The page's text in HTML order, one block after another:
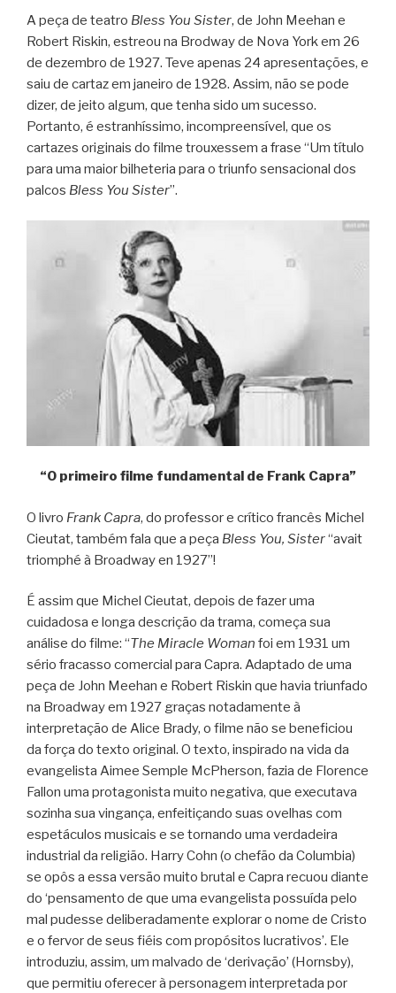
A peça de teatro Bless You Sister, de John Meehan e
Robert Riskin, estreou na Brodway de Nova York em 26
de dezembro de 1927. Teve apenas 24 apresentações, e
saiu de cartaz em janeiro de 1928. Assim, não se pode
dizer, de jeito algum, que tenha sido um sucesso.
Portanto, é estranhíssimo, incompreensível, que os
cartazes originais do filme trouxessem a frase “Um título
para uma maior bilheteria para o triunfo sensacional dos
palcos Bless You Sister”.
“O primeiro filme fundamental de Frank Capra”
O livro Frank Capra, do professor e crítico francês Michel
Cieutat, também fala que a peça Bless You, Sister“avait
triomphé à Broadway en 1927”!
É assim que Michel Cieutat, depois de fazer uma
cuidadosa e longa descrição da trama, começa sua
análise do filme: “The Miracle Woman foi em 1931 um
sério fracasso comercial para Capra. Adaptado de uma
peça de John Meehan e Robert Riskin que havia triunfado
na Broadway em 1927 graças notadamente à
interpretação de Alice Brady, o filme não se beneficiou
da força do texto original. O texto, inspirado na vida da
evangelista Aimee Semple McPherson, fazia de Florence
Fallon uma protagonista muito negativa, que executava
sozinha sua vingança, enfeitiçando suas ovelhas com
espetáculos musicais e se tornando uma verdadeira
industrial da religião. Harry Cohn (o chefão da Columbia)
se opôs a essa versão muito brutal e Capra recuou diante
do ‘pensamento de que uma evangelista possuída pelo
mal pudesse deliberadamente explorar o nome de Cristo
e o fervor de seus fiéis com propósitos lucrativos’. Ele
introduziu, assim, um malvado de ‘derivação’ (Hornsby),
que permitiu oferecer à personagem interpretada por